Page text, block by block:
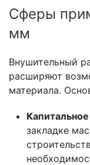
Сферы
мм
Внушительный
расширяют
материала.
закладке